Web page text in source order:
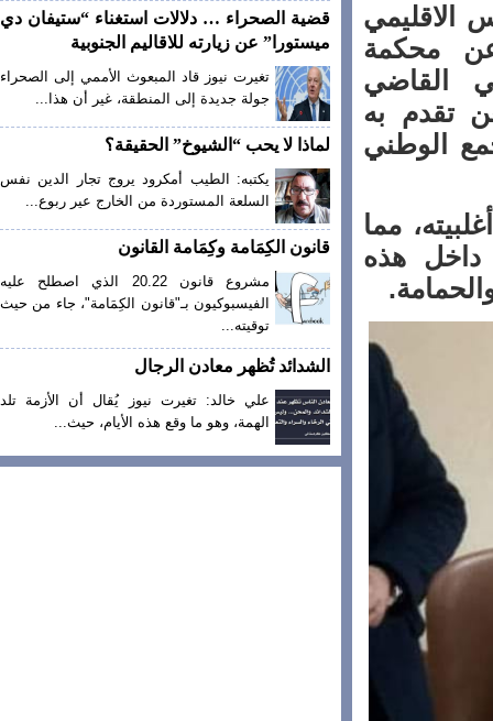
محكمة
القاضي
به
الوطني
مما
هذه
.
قضية الصحراء … دلالات استغناء “ستيفان دي
ميستورا” عن زيارته للاقاليم الجنوبية
تغيرت نيوز قاد المبعوث الأممي إلى الصحراء
جولة جديدة إلى المنطقة، غير أن هذا...
لماذا لا يحب “الشيوخ” الحقيقة؟
يكتبه: الطيب أمكرود يروج تجار الدين نفس
السلعة المستوردة من الخارج عير ربوع...
قانون الكِمَامة وكِمَامة القانون
مشروع قانون 20.22 الذي اصطلح عليه
الفيسبوكيون بـ"قانون الكِمَامة"، جاء من حيث
توقيته...
الشدائد تُظهر معادن الرجال
علي خالد: تغيرت نيوز يُقال أن الأزمة تلد
الهمة، وهو ما وقع هذه الأيام، حيث...